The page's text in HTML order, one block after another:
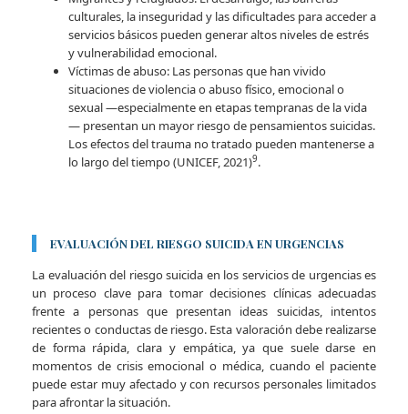
culturales, la inseguridad y las dificultades para acceder a
servicios básicos pueden generar altos niveles de estrés
y vulnerabilidad emocional.
Víctimas de abuso: Las personas que han vivido
situaciones de violencia o abuso físico, emocional o
sexual —especialmente en etapas tempranas de la vida
— presentan un mayor riesgo de pensamientos suicidas.
Los efectos del trauma no tratado pueden mantenerse a
lo largo del tiempo (UNICEF, 2021)9.
EVALUACIÓN DEL RIESGO SUICIDA EN URGENCIAS
La evaluación del riesgo suicida en los servicios de urgencias es
un proceso clave para tomar decisiones clínicas adecuadas
frente a personas que presentan ideas suicidas, intentos
recientes o conductas de riesgo. Esta valoración debe realizarse
de forma rápida, clara y empática, ya que suele darse en
momentos de crisis emocional o médica, cuando el paciente
puede estar muy afectado y con recursos personales limitados
para afrontar la situación.